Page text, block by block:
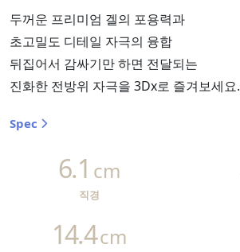
두꺼운 프리미엄 겔의 포용력과
초고밀도 디테일 자극의 융합
뒤집어서 감싸기만 하면 전달되는
진화한 전방위 자극을 3Dx로 즐겨보세요.
Spec
직경
6.1 cm
14.4cm